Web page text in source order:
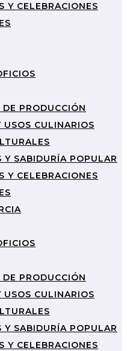
Y CELEBRACIONES
PRODUCCIÓN
CULINARIOS
Y SABIDURÍA POPULAR
Y CELEBRACIONES
PRODUCCIÓN
CULINARIOS
Y SABIDURÍA POPULAR
Y CELEBRACIONES